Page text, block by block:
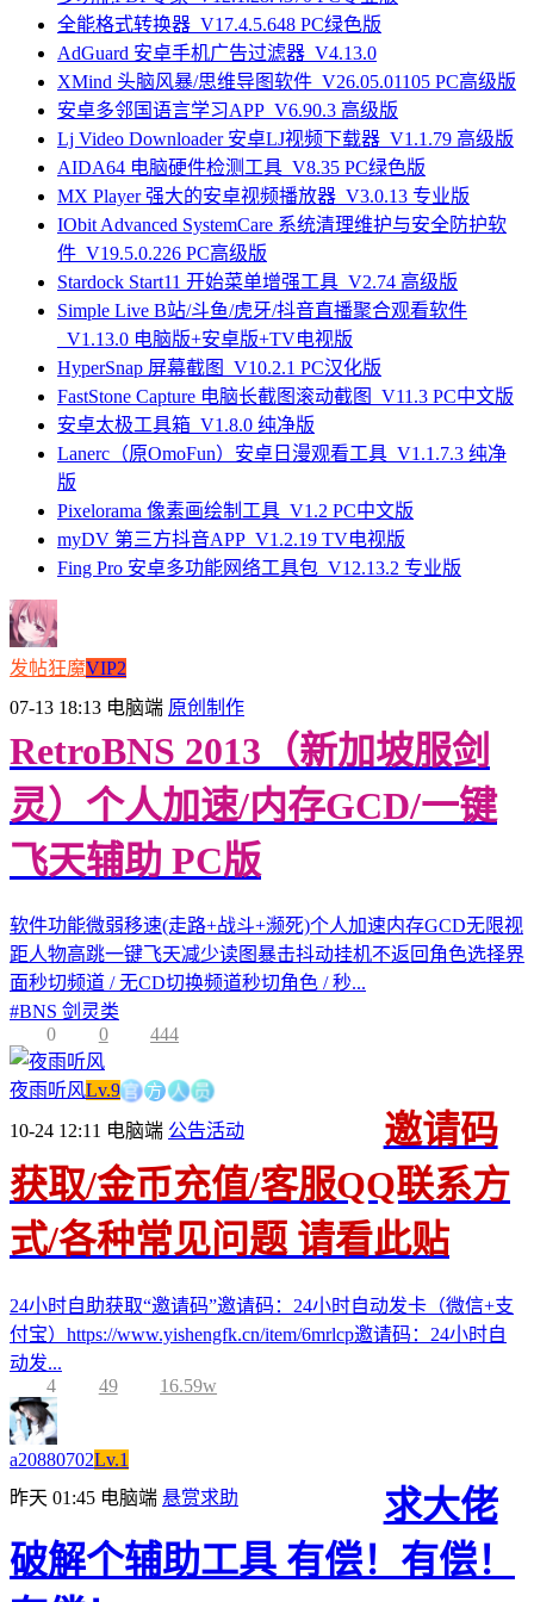
全能格式转换器_V17.4.5.648 PC绿色版
AdGuard 安卓手机广告过滤器_V4.13.0
XMind 头脑风暴/思维导图软件_V26.05.01105 PC高级版
安卓多邻国语言学习APP_V6.90.3 高级版
Lj Video Downloader 安卓LJ视频下载器_V1.1.79 高级版
AIDA64 电脑硬件检测工具_V8.35 PC绿色版
MX Player 强大的安卓视频播放器_V3.0.13 专业版
IObit Advanced SystemCare 系统清理维护与安全防护软
件_V19.5.0.226 PC高级版
Stardock Start11 开始菜单增强工具_V2.74 高级版
Simple Live B站/斗鱼/虎牙/抖音直播聚合观看软件
_V1.13.0 电脑版+安卓版+TV电视版
HyperSnap 屏幕截图_V10.2.1 PC汉化版
FastStone Capture 电脑长截图滚动截图_V11.3 PC中文版
安卓太极工具箱_V1.8.0 纯净版
Lanerc（原OmoFun）安卓日漫观看工具_V1.1.7.3 纯净
版
Pixelorama 像素画绘制工具_V1.2 PC中文版
myDV 第三方抖音APP_V1.2.19 TV电视版
Fing Pro 安卓多功能网络工具包_V12.13.2 专业版
发帖狂魔VIP2
07-13 18:13 电脑端 原创制作
RetroBNS 2013（新加坡服剑
灵）个人加速/内存GCD/一键
飞天辅助 PC版
软件功能微弱移速(走路+战斗+濒死)个人加速内存GCD无限视
距人物高跳一键飞天减少读图暴击抖动挂机不返回角色选择界
面秒切频道 / 无CD切换频道秒切角色 / 秒...
#BNS 剑灵类
0
0 444
夜雨听风Lv.9官方人员
10-24 12:11 电脑端 公告活动
邀请码
获取/金币充值/客服QQ联系方
式/各种常见问题 请看此贴
24小时自助获取“邀请码”邀请码：24小时自动发卡（微信+支
付宝）https://www.yishengfk.cn/item/6mrlcp邀请码：24小时自
动发...
4
49 16.59w
a20880702Lv.1
昨天 01:45 电脑端 悬赏求助
求大佬
破解个辅助工具 有偿！有偿！